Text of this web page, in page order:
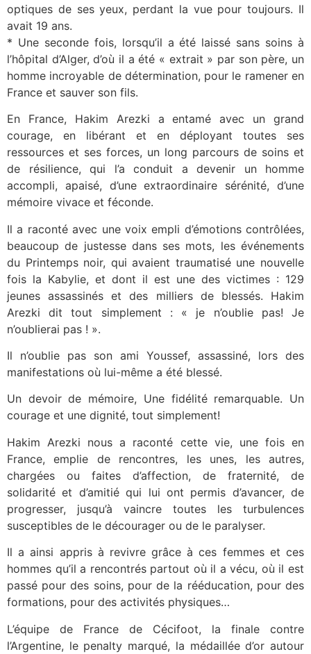
optiques de ses yeux, perdant la vue pour toujours. Il
avait 19 ans.
* Une seconde fois, lorsqu’il a été laissé sans soins à
l’hôpital d’Alger, d’où il a été « extrait » par son père, un
homme incroyable de détermination, pour le ramener en
France et sauver son fils.
En France, Hakim Arezki a entamé avec un grand
courage, en libérant et en déployant toutes ses
ressources et ses forces, un long parcours de soins et
de résilience, qui l’a conduit a devenir un homme
accompli, apaisé, d’une extraordinaire sérénité, d’une
mémoire vivace et féconde.
Il a raconté avec une voix empli d’émotions contrôlées,
beaucoup de justesse dans ses mots, les événements
du Printemps noir, qui avaient traumatisé une nouvelle
fois la Kabylie, et dont il est une des victimes : 129
jeunes assassinés et des milliers de blessés. Hakim
Arezki dit tout simplement : « je n’oublie pas! Je
n’oublierai pas ! ».
Il n’oublie pas son ami Youssef, assassiné, lors des
manifestations où lui-même a été blessé.
Un devoir de mémoire, Une fidélité remarquable. Un
courage et une dignité, tout simplement!
Hakim Arezki nous a raconté cette vie, une fois en
France, emplie de rencontres, les unes, les autres,
chargées ou faites d’affection, de fraternité, de
solidarité et d’amitié qui lui ont permis d’avancer, de
progresser, jusqu’à vaincre toutes les turbulences
susceptibles de le décourager ou de le paralyser.
Il a ainsi appris à revivre grâce à ces femmes et ces
hommes qu’il a rencontrés partout où il a vécu, où il est
passé pour des soins, pour de la rééducation, pour des
formations, pour des activités physiques…
L’équipe de France de Cécifoot, la finale contre
l’Argentine, le penalty marqué, la médaillée d’or autour